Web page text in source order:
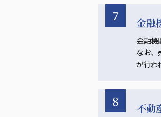
7 金融
金融機
なお、
が行わ
8 不動